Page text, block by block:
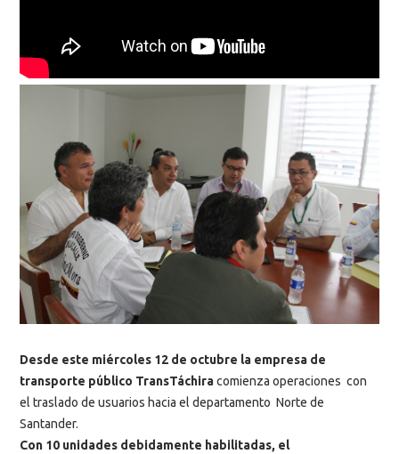
Desde este miércoles 12 de octubre la empresa de
transporte público TransTáchiracomienza operaciones con
el traslado de usuarios hacia el departamento Norte de
Santander.
Con 10 unidades debidamente habilitadas, el